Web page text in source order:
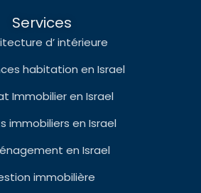
Services
d’ intérieure
habitation en Israel
Immobilier en Israel
immobiliers en Israel
en Israel
immobilière